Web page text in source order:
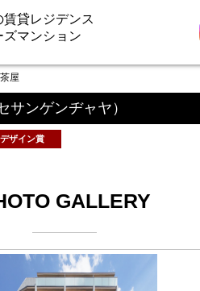
賃貸レジデンス
ズマンション
屋
サンゲンヂャヤ）
ザイン賞
GALLERY